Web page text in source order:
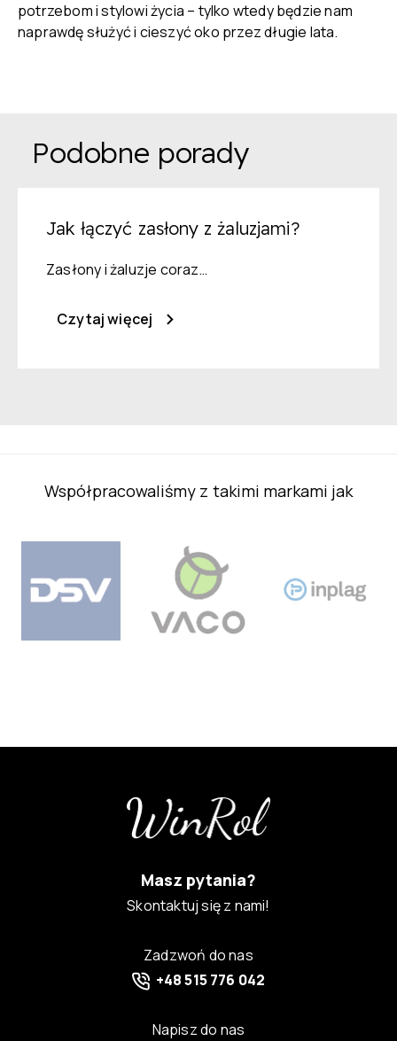
potrzebom i stylowi życia – tylko wtedy będzie nam
naprawdę służyć i cieszyć oko przez długie lata.
Podobne porady
Jak łączyć zasłony z żaluzjami?
Zasłony i żaluzje coraz…
Czytaj więcej
Współpracowaliśmy z takimi markami jak
Masz pytania?
Skontaktuj się z nami!
Zadzwoń do nas
+48 515 776 042
Napisz do nas